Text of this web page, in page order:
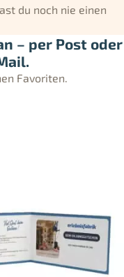
du noch nie einen
– per Post oder
Favoriten.